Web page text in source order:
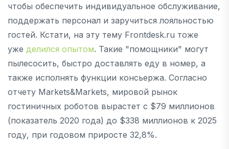
чтобы обеспечить индивидуальное обслуживание,
поддержать персонал и заручиться лояльностью
гостей. Кстати, на эту тему Frontdesk.ru тоже
уже делился опытом. Такие "помощники" могут
пылесосить, быстро доставлять еду в номер, а
также исполнять функции консьержа. Согласно
отчету Markets&Markets, мировой рынок
гостиничных роботов вырастет с $79 миллионов
(показатель 2020 года) до $338 миллионов к 2025
году, при годовом приросте 32,8%.